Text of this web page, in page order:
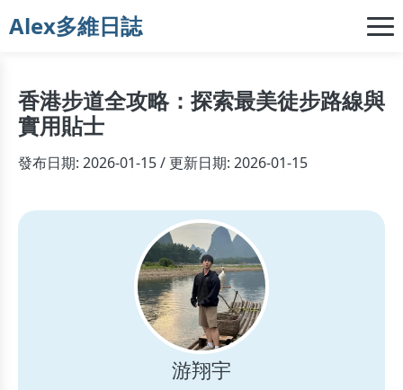
Alex多維日誌
香港步道全攻略：探索最美徒步路線與
實用貼士
發布日期: 2026-01-15 / 更新日期: 2026-01-15
游翔宇